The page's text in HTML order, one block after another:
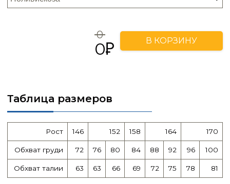
0
0 В КОРЗИНУ
Таблица размеров
Рост 146 152 158 164 170
Обхват груди 72 76 80 84 88 92 96 100
Обхват талии 63 63 66 69 72 75 78 81